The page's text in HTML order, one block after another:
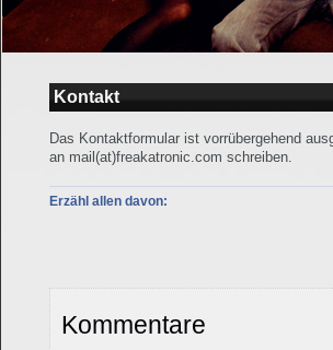
Kontakt
Das Kontaktformular ist vorrübergehend
an mail(at)freakatronic.com schreiben.
Erzähl allen davon:
Kommentare